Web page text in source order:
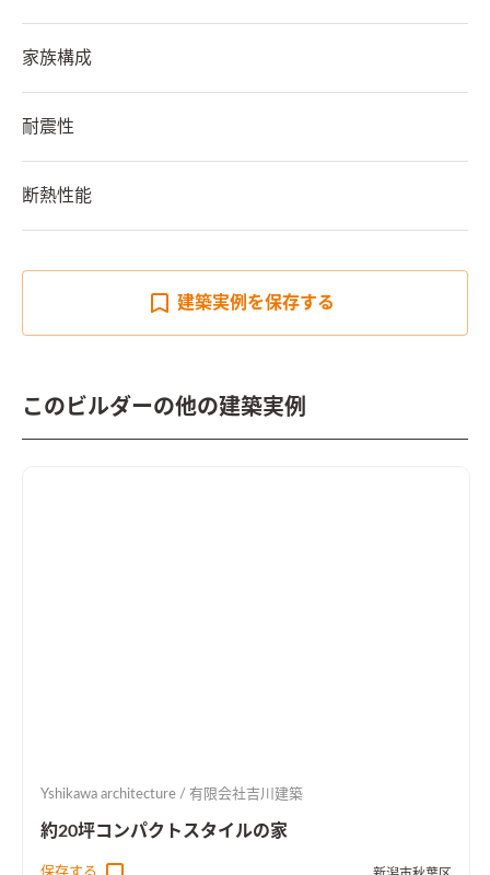
家族構成
耐震性
断熱性能
建築実例を保存する
このビルダーの他の建築実例
Yshikawa architecture / 有限会社吉川建築
約20坪コンパクトスタイルの家